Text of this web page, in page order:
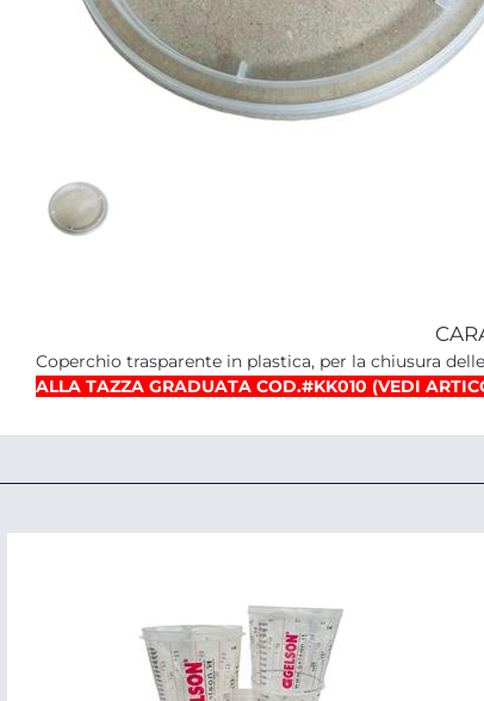
Coperchio trasparente in plastica, per la chiusura
ALLA TAZZA GRADUATA COD.#KK010 (VEDI